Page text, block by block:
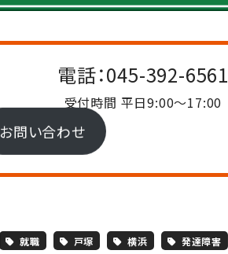
電話：045-392-6561
受付時間 平日9:00〜17:00
お問い合わせ
就職 戸塚 横浜 発達障害